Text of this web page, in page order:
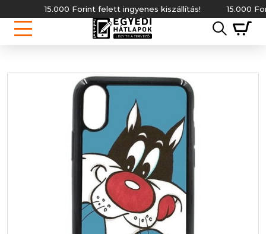
15.000 Forint felett ingyenes kiszállítás! 15.000